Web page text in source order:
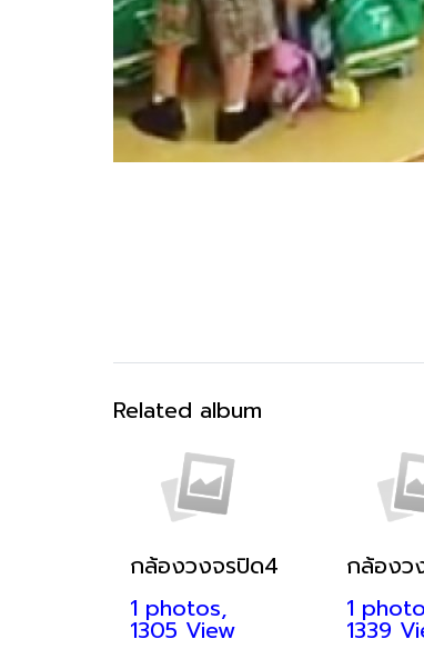
Related album
กล้องวงจรปิด4
1 photos,
1305 View
กล้องว
1
1339